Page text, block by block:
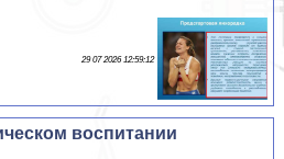
29 07 2026 12:59:12
воспитании